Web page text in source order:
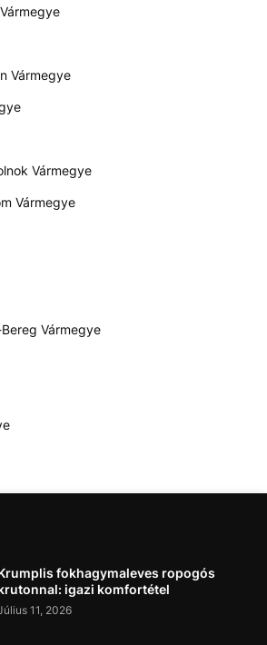
Vármegye
Vármegye
Vármegye
Vármegye
fokhagymaleves ropogós
igazi komfortétel
11, 2026